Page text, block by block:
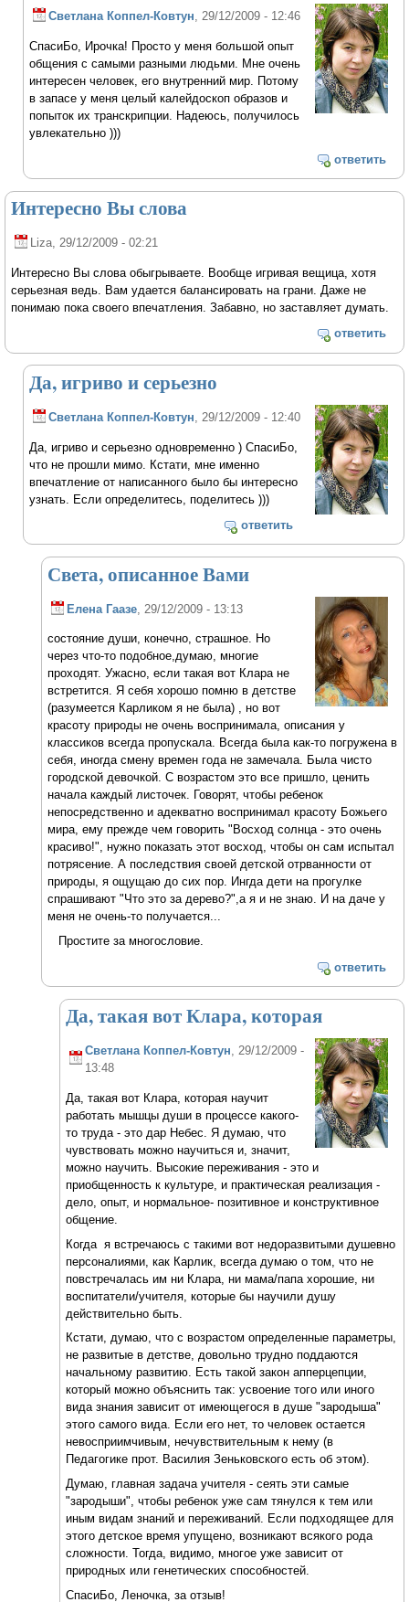
Светлана Коппел-Ковтун, 29/12/2009 - 12:46
СпасиБо, Ирочка! Просто у меня большой опыт
общения с самыми разными людьми. Мне очень
интересен человек, его внутренний мир. Потому
в запасе у меня целый калейдоскоп образов и
попыток их транскрипции. Надеюсь, получилось
увлекательно )))
ответить
Интересно Вы слова
Liza , 29/12/2009 - 02:21
Интересно Вы слова обыгрываете. Вообще игривая вещица, хотя
серьезная ведь. Вам удается балансировать на грани. Даже не
понимаю пока своего впечатления. Забавно, но заставляет думать.
ответить
Да, игриво и серьезно
Светлана Коппел-Ковтун , 29/12/2009 - 12:40
Да, игриво и серьезно одновременно ) СпасиБо,
что не прошли мимо. Кстати, мне именно
впечатление от написанного было бы интересно
узнать. Если определитесь, поделитесь )))
ответить
Света, описанное Вами
Елена Гаазе , 29/12/2009 - 13:13
состояние души, конечно, страшное. Но
через что-то подобное,думаю, многие
проходят. Ужасно, если такая вот Клара не
встретится. Я себя хорошо помню в детстве
(разумеется Карликом я не была) , но вот
красоту природы не очень воспринимала, описания у
классиков всегда пропускала. Всегда была как-то погружена в
себя, иногда смену времен года не замечала. Была чисто
городской девочкой. С возрастом это все пришло, ценить
начала каждый листочек. Говорят, чтобы ребенок
непосредственно и адекватно воспринимал красоту Божьего
мира, ему прежде чем говорить "Восход солнца - это очень
красиво!", нужно показать этот восход, чтобы он сам испытал
потрясение. А последствия своей детской отрванности от
природы, я ощущаю до сих пор. Ингда дети на прогулке
спрашивают "Что это за дерево?",а я и не знаю. И на даче у
меня не очень-то получается...
Простите за многословие.
ответить
Да, такая вот Клара, которая
Светлана Коппел-Ковтун, 29/12/2009 -
13:48
Да, такая вот Клара, которая научит
работать мышцы души в процессе какого-
то труда - это дар Небес. Я думаю, что
чувствовать можно научиться и, значит,
можно научить. Высокие переживания - это и
приобщенность к культуре, и практическая реализация -
дело, опыт, и нормальное- позитивное и конструктивное
общение.
Когда я встречаюсь с такими вот недоразвитыми душевно
персоналиями, как Карлик, всегда думаю о том, что не
повстречалась им ни Клара, ни мама/папа хорошие, ни
воспитатели/учителя, которые бы научили душу
действительно быть.
Кстати, думаю, что с возрастом определенные параметры,
не развитые в детстве, довольно трудно поддаются
начальному развитию. Есть такой закон апперцепции,
который можно объяснить так: усвоение того или иного
вида знания зависит от имеющегося в душе "зародыша"
этого самого вида. Если его нет, то человек остается
невосприимчивым, нечувствительным к нему (в
Педагогике прот. Василия Зеньковского есть об этом).
Думаю, главная задача учителя - сеять эти самые
"зародыши", чтобы ребенок уже сам тянулся к тем или
иным видам знаний и переживаний. Если подходящее для
этого детское время упущено, возникают всякого рода
сложности. Тогда, видимо, многое уже зависит от
природных или генетических способностей.
СпасиБо, Леночка, за отзыв!